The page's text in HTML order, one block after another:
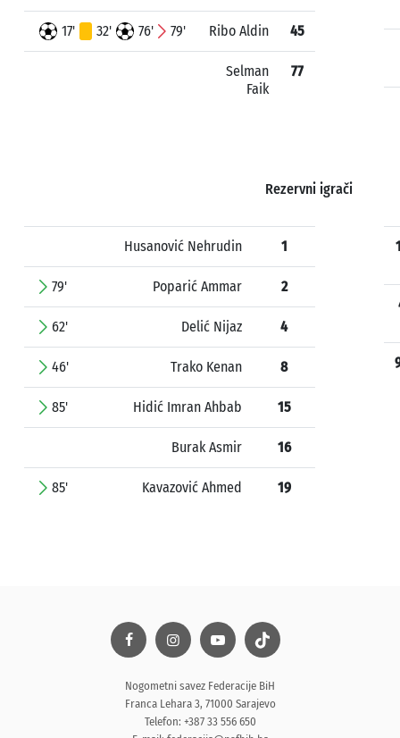
17' 32' 76' 79' Ribo Aldin 45
Selman
Faik
77
Rezervni igrači
Husanović Nehrudin 1
79' Poparić Ammar 2
62' Delić Nijaz 4
46' Trako Kenan 8
85' Hidić Imran Ahbab 15
Burak Asmir 16
85' Kavazović Ahmed 19
Nogometni savez Federacije BiH
Franca Lehara 3, 71000 Sarajevo
Telefon: +387 33 556 650